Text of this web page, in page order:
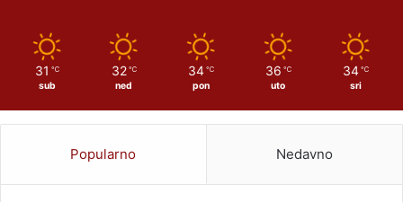
31 ℃
sub
32 ℃
ned
34 ℃
pon
36 ℃
uto
34 ℃
sri
Popularno Nedavno